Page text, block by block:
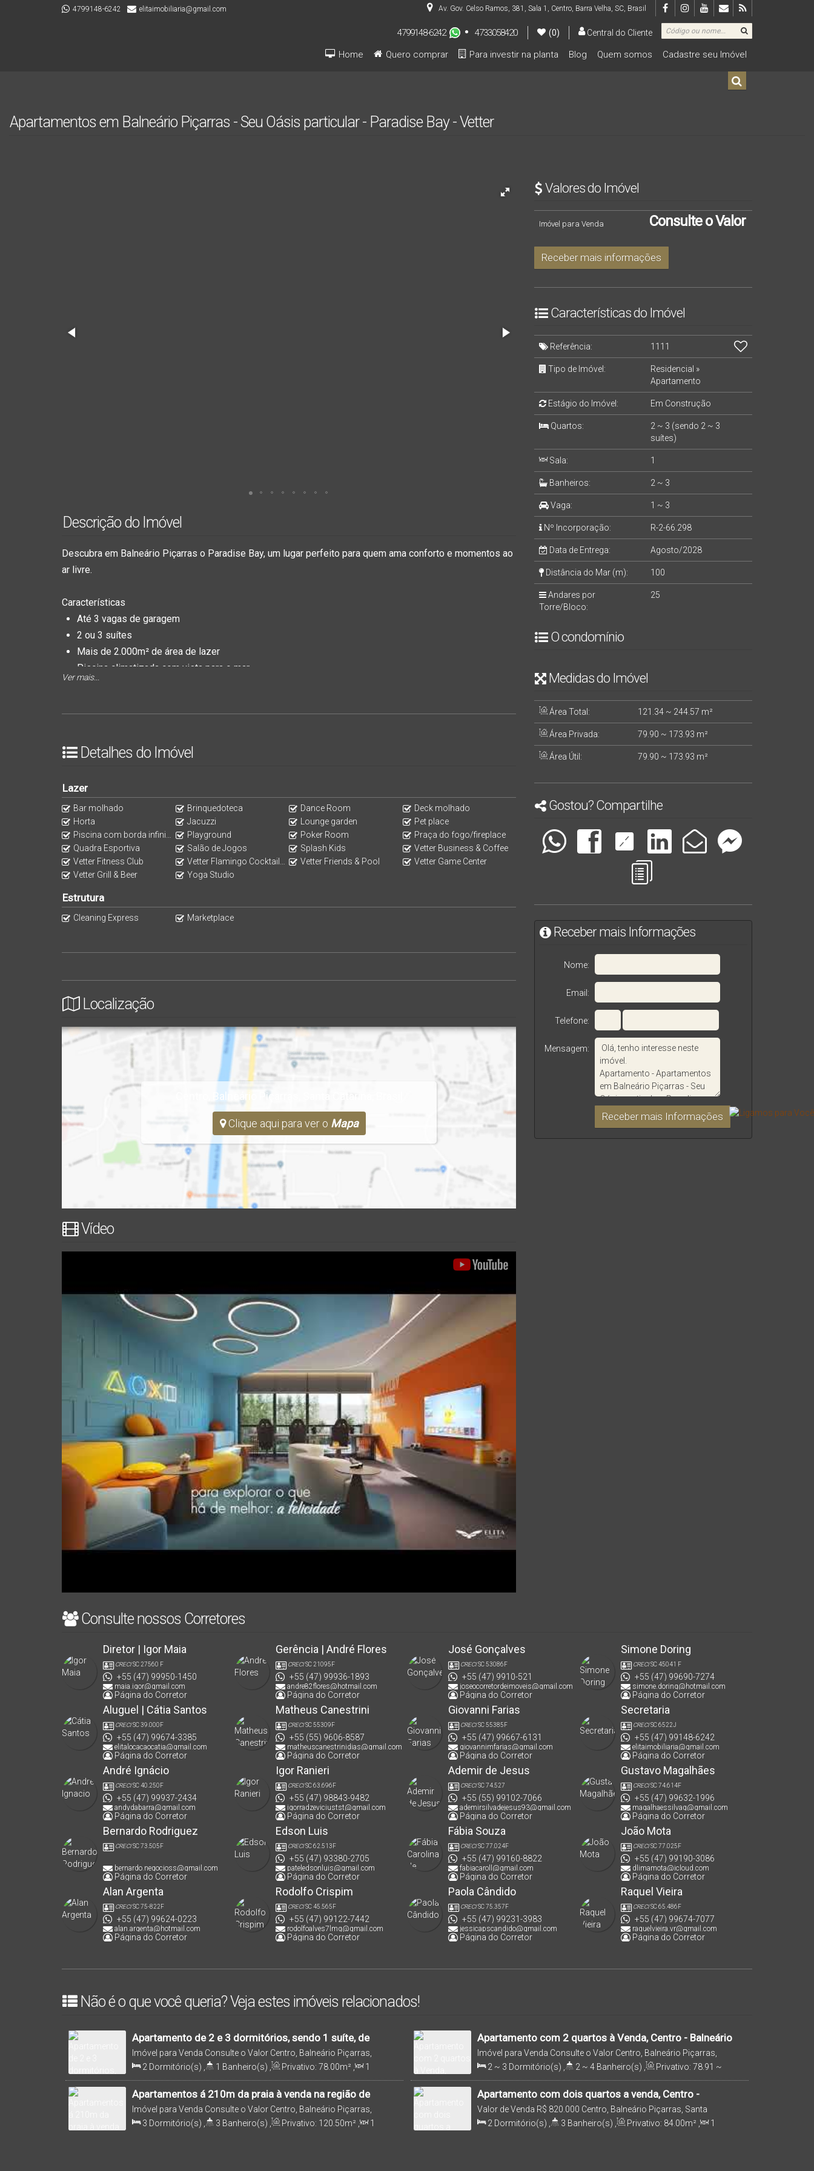
Av. Gov. Celso Ramos, 381 , Sala 1 , Centro, Barra Velha, SC, Brasil
4799148-6242 elitaimobiliaria@gmail.com
Central do Cliente
(0)
4799148-6242
4733058420
Cadastre seu Imóvel
Quem somos
Blog
Para investir na planta
Quero comprar
Home
Apartamentos em Balneário Piçarras - Seu Oásis particular - Paradise Bay - Vetter
Descrição do Imóvel
Descubra em Balneário Piçarras o Paradise Bay, um lugar perfeito para quem ama conforto e momentos ao
ar livre.
Características
Até 3 vagas de garagem
2 ou 3 suítes
Mais de 2.000m² de área de lazer
Piscina climatizada com vista para o mar
Jacuzzi, deck e bar molhado
Exclusividades by Vetter
Área de lazer mobiliada e decorada
Som ambiente nas áreas comuns (Rádio Vetter)
Entrada para banhistas
Banheiro família com fraldário
Hobby Box exclusivo
Amplas rampas de acesso às garagens
Vaga para carro elétrico (Opcional)
Elevador exclusivo para banhistas
O Paradise Bay é o lugar para sentir a beleza da costa verde e mar.
Um refúgio onde cada detalhe é cuidadosamente planejado para proporcionar momentos únicos e
extraordinários.
Ver mais...
Detalhes do Imóvel
Lazer
Bar molhado Brinquedoteca Dance Room
Deck molhado
Horta
Jacuzzi Lounge garden
Pet place
Piscina com borda infinita
Playground Poker Room
Praça do fogo/fireplace
Quadra Esportiva
Salão de Jogos Splash Kids
Vetter Business & Coffee
Vetter Fitness Club
Vetter Flamingo Cocktail Bar Vetter Friends & Pool
Vetter Game Center
Vetter Grill & Beer
Yoga Studio
Estrutura
Cleaning Express Marketplace
Localização
Balneário Piçarras
Clique aqui para ver o Mapa
Vídeo
Valores do Imóvel
Consulte o Valor
Imóvel para Venda
Receber mais informações
Características do Imóvel
Referência: 1111
Tipo de Imóvel: Residencial »
Apartamento
Estágio do Imóvel: Em Construção
Quartos:
2 ~ 3 (sendo 2 ~ 3
suítes)
Sala: 1
Banheiros: 2 ~ 3
Vaga: 1 ~ 3
Nº Incorporação: R-2-66.298
Data de Entrega: Agosto/2028
Distância do Mar (m): 100
Andares por
Torre/Bloco:
25
O condomínio
Medidas do Imóvel
Área Total: 121 .34 ~ 244 .57 m²
Área Privada: 79 .90 ~ 173 .93 m²
Área Útil: 79 .90 ~ 173 .93 m²
Gostou? Compartilhe
Receber mais Informações
Nome:
Email:
Telefone:
Mensagem:
Consulte nossos Corretores
Diretor | Igor Maia
CRECISC 27560 F
+55 (47) 99950-1450
maia.igor@gmail.com
Página do Corretor
Gerência | André Flores
CRECISC 21095F
+55 (47) 99936-1893
andre82flores@hotmail.com
Página do Corretor
José Gonçalves
CRECISC 53086F
+55 (47) 9910-521
joseocorretordeimoveis@gmail.com
Página do Corretor
Simone Doring
CRECISC 45041 F
+55 (47) 99690-7274
simone.doring@hotmail.com
Página do Corretor
Aluguel | Cátia Santos
CRECISC 39.000F
+55 (47) 99674-3385
elitalocacaocatia@gmail.com
Página do Corretor
Matheus Canestrini
CRECISC 55309F
+55 (55) 9606-8587
matheuscanestrinidias@gmail.com
Página do Corretor
Giovanni Farias
CRECISC 55385F
+55 (47) 99667-6131
giovannimfarias@gmail.com
Página do Corretor
Secretaria
CRECISC 6522J
+55 (47) 99148-6242
elitaimobiliaria@gmail.com
Página do Corretor
André Ignácio
CRECISC 40.250F
+55 (47) 99937-2434
andydabarra@gmail.com
Página do Corretor
Igor Ranieri
CRECISC 63.696F
+55 (47) 98843-9482
igorradzeviciustst@gmail.com
Página do Corretor
Ademir de Jesus
CRECISC 74.527
+55 (55) 99102-7066
ademirsilvadejesus93@gmail.com
Página do Corretor
Gustavo Magalhães
CRECISC 74.614F
+55 (47) 99632-1996
magalhaessilvag@gmail.com
Página do Corretor
Bernardo Rodriguez
CRECISC 73.505F
bernardo.negocioss@gmail.com
Página do Corretor
Edson Luis
CRECISC 62.513F
+55 (47) 93380-2705
pateledsonluis@gmail.com
Página do Corretor
Fábia Souza
CRECISC 77.024F
+55 (47) 99160-8822
fabiacaroll@gmail.com
Página do Corretor
João Mota
CRECISC 77.025F
+55 (47) 99190-3086
dlimamota@icloud.com
Página do Corretor
Alan Argenta
CRECISC 75-822F
+55 (47) 99624-0223
alan.argenta@hotmail.com
Página do Corretor
Rodolfo Crispim
CRECISC 45.565F
+55 (47) 99122-7442
rodolfoalves7lmg@gmail.com
Página do Corretor
Paola Cândido
CRECISC 75.357F
+55 (47) 99231-3983
jessicapscandido@gmail.com
Página do Corretor
Raquel Vieira
CRECISC 65.486F
+55 (47) 99674-7077
raquelvieira.vr@gmail.com
Página do Corretor
Não é o que você queria? Veja estes imóveis relacionados!
Apartamento de 2 e 3 dormitórios, sendo 1 suíte, de
78m² à 108m² à partir R$ 793.820,24 no Centro -
Balneário Piçarras/SC - Blue One Home Club
Consulte o Valor
Imóvel para Venda
Centro, Balneário Piçarras,
Santa Catarina, Brasil
2 Dormitório(s) 1 Banheiro(s) Privativo: 78.00m²
1
Apartamento com 2 quartos à Venda, Centro - Balneário
Piçarras
Consulte o Valor
Imóvel para Venda
Centro, Balneário Piçarras,
Santa Catarina, Brasil
2 ~ 3 Dormitório(s) 2 ~ 4 Banheiro(s) Privativo: 78.91 ~
Distância do Mar
Útil: 122 m² Terreno: 3492 .95
Apartamentos á 210m da praia à venda na região de
Balneário Piçarras/SC!Consulte o Valor
Imóvel para Venda
Centro, Balneário Piçarras,
Santa Catarina, Brasil
3 Dormitório(s) 3 Banheiro(s) Privativo: 120 .50m²
1
Apartamento com dois quartos a venda, Centro -
Balneário Piçarras|SC!!
R$ 820.000
Valor de Venda
Centro, Balneário Piçarras, Santa
Catarina, Brasil
2 Dormitório(s) 3 Banheiro(s) Privativo: 84.00m²
1